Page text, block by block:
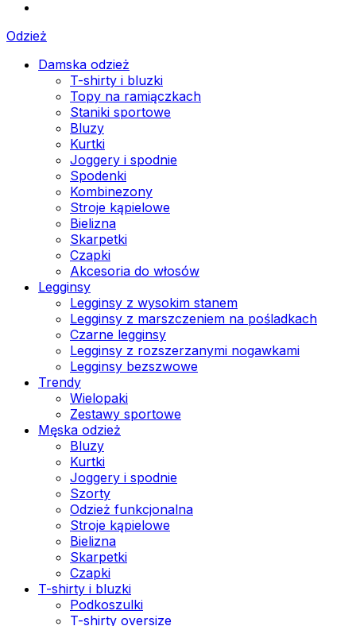
Odzież
Damska odzież
T-shirty i bluzki
Topy na ramiączkach
Staniki sportowe
Bluzy
Kurtki
Joggery i spodnie
Spodenki
Kombinezony
Stroje kąpielowe
Bielizna
Skarpetki
Czapki
Akcesoria do włosów
Legginsy
Legginsy z wysokim stanem
Legginsy z marszczeniem na pośladkach
Czarne legginsy
Legginsy z rozszerzanymi nogawkami
Legginsy bezszwowe
Trendy
Wielopaki
Zestawy sportowe
Męska odzież
Bluzy
Kurtki
Joggery i spodnie
Szorty
Odzież funkcjonalna
Stroje kąpielowe
Bielizna
Skarpetki
Czapki
T-shirty i bluzki
Podkoszulki
T-shirty oversize